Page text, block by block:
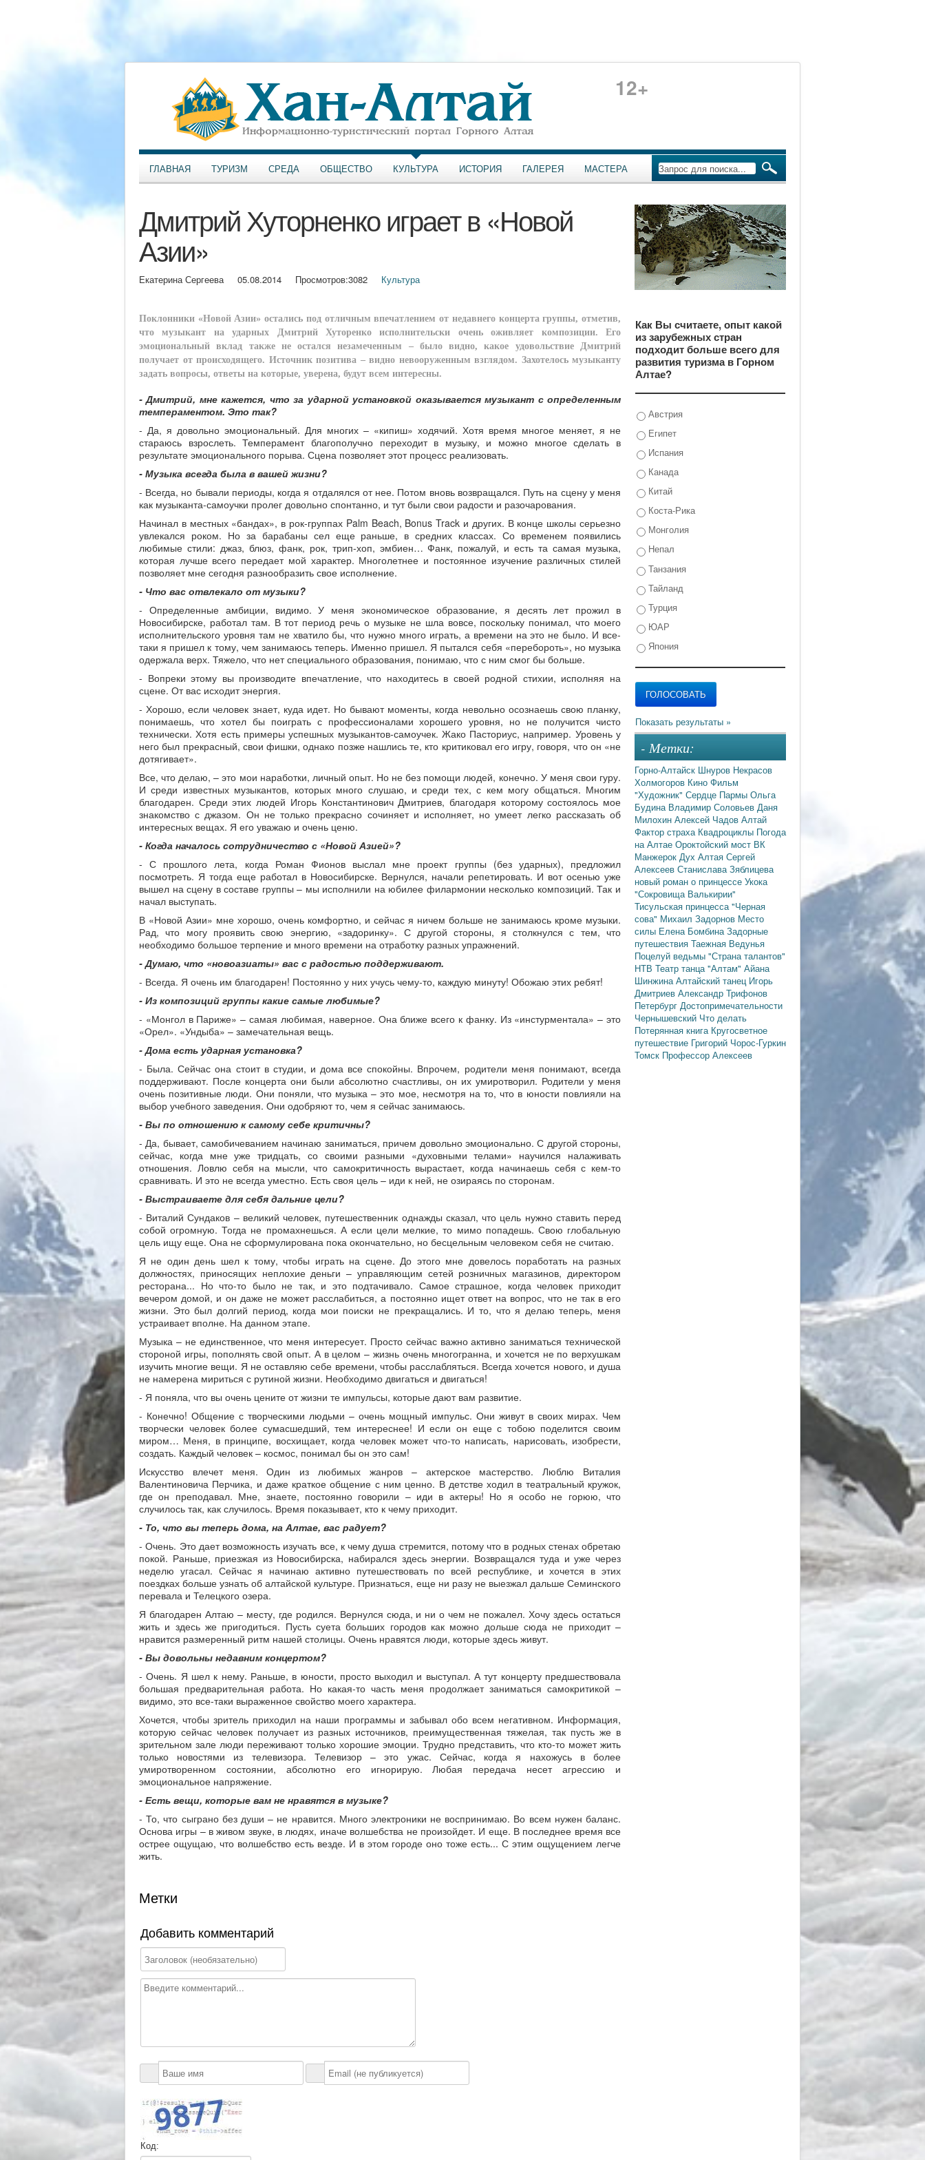
12+
ГЛАВНАЯ ТУРИЗМ СРЕДА ОБЩЕСТВО КУЛЬТУРА ИСТОРИЯ ГАЛЕРЕЯ МАСТЕРА
Дмитрий Хуторненко играет в «Новой
Азии»
Екатерина Сергеева 05.08.2014 Просмотров:3082 Культура
Поклонники «Новой Азии» остались под отличным впечатлением от недавнего концерта группы, отметив,
что музыкант на ударных Дмитрий Хуторенко исполнительски очень оживляет композиции. Его
эмоциональный вклад также не остался незамеченным – было видно, какое удовольствие Дмитрий
получает от происходящего. Источник позитива – видно невооруженным взглядом. Захотелось музыканту
задать вопросы, ответы на которые, уверена, будут всем интересны.
- Дмитрий, мне кажется, что за ударной установкой оказывается музыкант с определенным
темпераментом. Это так?
- Да, я довольно эмоциональный. Для многих – «кипиш» ходячий. Хотя время многое меняет, я не
стараюсь взрослеть. Темперамент благополучно переходит в музыку, и можно многое сделать в
результате эмоционального порыва. Сцена позволяет этот процесс реализовать.
- Музыка всегда была в вашей жизни?
- Всегда, но бывали периоды, когда я отдалялся от нее. Потом вновь возвращался. Путь на сцену у меня
как музыканта-самоучки пролег довольно спонтанно, и тут были свои радости и разочарования.
Начинал в местных «бандах», в рок-группах Palm Beach, Bonus Track и других. В конце школы серьезно
увлекался роком. Но за барабаны сел еще раньше, в средних классах. Со временем появились
любимые стили: джаз, блюз, фанк, рок, трип-хоп, эмбиен… Фанк, пожалуй, и есть та самая музыка,
которая лучше всего передает мой характер. Многолетнее и постоянное изучение различных стилей
позволяет мне сегодня разнообразить свое исполнение.
- Что вас отвлекало от музыки?
- Определенные амбиции, видимо. У меня экономическое образование, я десять лет прожил в
Новосибирске, работал там. В тот период речь о музыке не шла вовсе, поскольку понимал, что моего
исполнительского уровня там не хватило бы, что нужно много играть, а времени на это не было. И все-
таки я пришел к тому, чем занимаюсь теперь. Именно пришел. Я пытался себя «перебороть», но музыка
одержала верх. Тяжело, что нет специального образования, понимаю, что с ним смог бы больше.
- Вопреки этому вы производите впечатление, что находитесь в своей родной стихии, исполняя на
сцене. От вас исходит энергия.
- Хорошо, если человек знает, куда идет. Но бывают моменты, когда невольно осознаешь свою планку,
понимаешь, что хотел бы поиграть с профессионалами хорошего уровня, но не получится чисто
технически. Хотя есть примеры успешных музыкантов-самоучек. Жако Пасториус, например. Уровень у
него был прекрасный, свои фишки, однако позже нашлись те, кто критиковал его игру, говоря, что он «не
дотягивает».
Все, что делаю, – это мои наработки, личный опыт. Но не без помощи людей, конечно. У меня свои гуру.
И среди известных музыкантов, которых много слушаю, и среди тех, с кем могу общаться. Многим
благодарен. Среди этих людей Игорь Константинович Дмитриев, благодаря которому состоялось мое
знакомство с джазом. Он не только прекрасно сочиняет и исполняет, но умеет легко рассказать об
интересных вещах. Я его уважаю и очень ценю.
- Когда началось сотрудничество с «Новой Азией»?
- С прошлого лета, когда Роман Фионов выслал мне проект группы (без ударных), предложил
посмотреть. Я тогда еще работал в Новосибирске. Вернулся, начали репетировать. И вот осенью уже
вышел на сцену в составе группы – мы исполнили на юбилее филармонии несколько композиций. Так и
начал выступать.
В «Новой Азии» мне хорошо, очень комфортно, и сейчас я ничем больше не занимаюсь кроме музыки.
Рад, что могу проявить свою энергию, «задоринку». С другой стороны, я столкнулся с тем, что
необходимо большое терпение и много времени на отработку разных упражнений.
- Думаю, что «новоазиаты» вас с радостью поддерживают.
- Всегда. Я очень им благодарен! Постоянно у них учусь чему-то, каждую минуту! Обожаю этих ребят!
- Из композиций группы какие самые любимые?
- «Монгол в Париже» – самая любимая, наверное. Она ближе всего к фанку. Из «инстурментала» – это
«Орел». «Ундыба» – замечательная вещь.
- Дома есть ударная установка?
- Была. Сейчас она стоит в студии, и дома все спокойны. Впрочем, родители меня понимают, всегда
поддерживают. После концерта они были абсолютно счастливы, он их умиротворил. Родители у меня
очень позитивные люди. Они поняли, что музыка – это мое, несмотря на то, что в юности повлияли на
выбор учебного заведения. Они одобряют то, чем я сейчас занимаюсь.
- Вы по отношению к самому себе критичны?
- Да, бывает, самобичеванием начинаю заниматься, причем довольно эмоционально. С другой стороны,
сейчас, когда мне уже тридцать, со своими разными «духовными телами» научился налаживать
отношения. Ловлю себя на мысли, что самокритичность вырастает, когда начинаешь себя с кем-то
сравнивать. И это не всегда уместно. Есть своя цель – иди к ней, не озираясь по сторонам.
- Выстраиваете для себя дальние цели?
- Виталий Сундаков – великий человек, путешественник однажды сказал, что цель нужно ставить перед
собой огромную. Тогда не промахнешься. А если цели мелкие, то мимо попадешь. Свою глобальную
цель ищу еще. Она не сформулирована пока окончательно, но бесцельным человеком себя не считаю.
Я не один день шел к тому, чтобы играть на сцене. До этого мне довелось поработать на разных
должностях, приносящих неплохие деньги – управляющим сетей розничных магазинов, директором
ресторана... Но что-то было не так, и это подтачивало. Самое страшное, когда человек приходит
вечером домой, и он даже не может расслабиться, а постоянно ищет ответ на вопрос, что не так в его
жизни. Это был долгий период, когда мои поиски не прекращались. И то, что я делаю теперь, меня
устраивает вполне. На данном этапе.
Музыка – не единственное, что меня интересует. Просто сейчас важно активно заниматься технической
стороной игры, пополнять свой опыт. А в целом – жизнь очень многогранна, и хочется не по верхушкам
изучить многие вещи. Я не оставляю себе времени, чтобы расслабляться. Всегда хочется нового, и душа
не намерена мириться с рутиной жизни. Необходимо двигаться и двигаться!
- Я поняла, что вы очень цените от жизни те импульсы, которые дают вам развитие.
- Конечно! Общение с творческими людьми – очень мощный импульс. Они живут в своих мирах. Чем
творчески человек более сумасшедший, тем интереснее! И если он еще с тобою поделится своим
миром… Меня, в принципе, восхищает, когда человек может что-то написать, нарисовать, изобрести,
создать. Каждый человек – космос, понимал бы он это сам!
Искусство влечет меня. Один из любимых жанров – актерское мастерство. Люблю Виталия
Валентиновича Перчика, и даже краткое общение с ним ценно. В детстве ходил в театральный кружок,
где он преподавал. Мне, знаете, постоянно говорили – иди в актеры! Но я особо не горюю, что
случилось так, как случилось. Время показывает, кто к чему приходит.
- То, что вы теперь дома, на Алтае, вас радует?
- Очень. Это дает возможность изучать все, к чему душа стремится, потому что в родных стенах обретаю
покой. Раньше, приезжая из Новосибирска, набирался здесь энергии. Возвращался туда и уже через
неделю угасал. Сейчас я начинаю активно путешествовать по всей республике, и хочется в этих
поездках больше узнать об алтайской культуре. Признаться, еще ни разу не выезжал дальше Семинского
перевала и Телецкого озера.
Я благодарен Алтаю – месту, где родился. Вернулся сюда, и ни о чем не пожалел. Хочу здесь остаться
жить и здесь же пригодиться. Пусть суета больших городов как можно дольше сюда не приходит –
нравится размеренный ритм нашей столицы. Очень нравятся люди, которые здесь живут.
- Вы довольны недавним концертом?
- Очень. Я шел к нему. Раньше, в юности, просто выходил и выступал. А тут концерту предшествовала
большая предварительная работа. Но какая-то часть меня продолжает заниматься самокритикой –
видимо, это все-таки выраженное свойство моего характера.
Хочется, чтобы зритель приходил на наши программы и забывал обо всем негативном. Информация,
которую сейчас человек получает из разных источников, преимущественная тяжелая, так пусть же в
зрительном зале люди переживают только хорошие эмоции. Трудно представить, что кто-то может жить
только новостями из телевизора. Телевизор – это ужас. Сейчас, когда я нахожусь в более
умиротворенном состоянии, абсолютно его игнорирую. Любая передача несет агрессию и
эмоциональное напряжение.
- Есть вещи, которые вам не нравятся в музыке?
- То, что сыграно без души – не нравится. Много электроники не воспринимаю. Во всем нужен баланс.
Основа игры – в живом звуке, в людях, иначе волшебства не произойдет. И еще. В последнее время все
острее ощущаю, что волшебство есть везде. И в этом городе оно тоже есть... С этим ощущением легче
жить.
Метки
Добавить комментарий
Код:
Как Вы считаете, опыт какой
из зарубежных стран
подходит больше всего для
развития туризма в Горном
Алтае?
Австрия
Египет
Испания
Канада
Китай
Коста-Рика
Монголия
Непал
Танзания
Тайланд
Турция
ЮАР
Япония
- Метки:
Горно-Алтайск Шнуров Некрасов
Холмогоров Кино Фильм
"Художник" Сердце Пармы Ольга
Будина Владимир Соловьев Даня
Милохин Алексей Чадов Алтай
Фактор страха Квадроциклы Погода
на Алтае Ороктойский мост ВК
Манжерок Дух Алтая Сергей
Алексеев Станислава Зяблицева
новый роман о принцессе Укока
"Сокровища Валькирии"
Тисульская принцесса"Черная
сова" Михаил Задорнов Место
силы Елена БомбинаЗадорные
путешествия Таежная Ведунья
Поцелуй ведьмы "Страна талантов"
НТВ Театр танца "Алтам" Айана
ШинжинаАлтайский танец Игорь
Дмитриев Александр Трифонов
Петербург Достопримечательности
Чернышевский Что делать
Потерянная книга Кругосветное
путешествие Григорий Чорос-Гуркин
Томск Профессор Алексеев